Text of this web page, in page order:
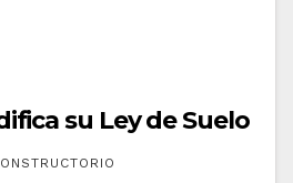
su Ley de Suelo